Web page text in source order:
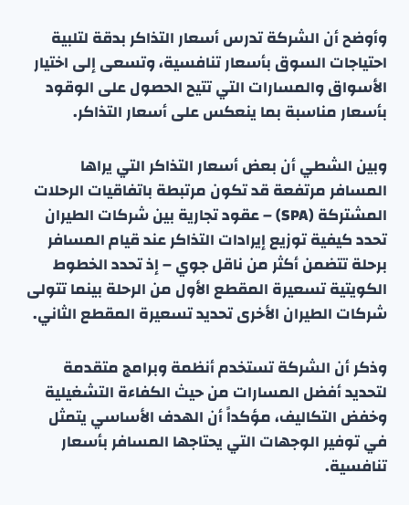
وأوضح أن الشركة تدرس أسعار التذاكر بدقة لتلبية
احتياجات السوق بأسعار تنافسية، وتسعى إلى اختيار
الأسواق والمسارات التي تتيح الحصول على الوقود
بأسعار مناسبة بما ينعكس على أسعار التذاكر.
وبين الشطي أن بعض أسعار التذاكر التي يراها
المسافر مرتفعة قد تكون مرتبطة باتفاقيات الرحلات
المشتركة (SPA) – عقود تجارية بين شركات الطيران
تحدد كيفية توزيع إيرادات التذاكر عند قيام المسافر
برحلة تتضمن أكثر من ناقل جوي – إذ تحدد الخطوط
الكويتية تسعيرة المقطع الأول من الرحلة بينما تتولى
شركات الطيران الأخرى تحديد تسعيرة المقطع الثاني.
وذكر أن الشركة تستخدم أنظمة وبرامج متقدمة
لتحديد أفضل المسارات من حيث الكفاءة التشغيلية
وخفض التكاليف، مؤكداً أن الهدف الأساسي يتمثل
في توفير الوجهات التي يحتاجها المسافر بأسعار
تنافسية.